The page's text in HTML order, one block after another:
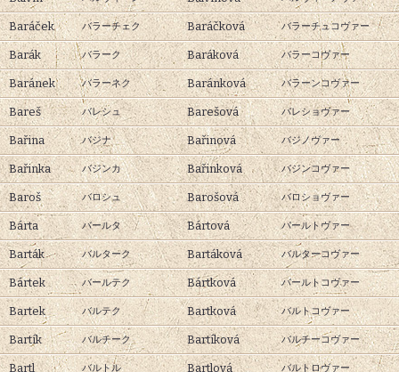
Baráček バラーチェク Baráčková バラーチュコヴァー
Barák バラーク Baráková バラーコヴァー
Baránek バラーネク Baránková バラーンコヴァー
Bareš バレシュ Barešová バレショヴァー
Bařina バジナ Bařinová バジノヴァー
Bařinka バジンカ Bařinková バジンコヴァー
Baroš バロシュ Barošová バロショヴァー
Bárta バールタ Bártová バールトヴァー
Barták バルターク Bartáková バルターコヴァー
Bártek バールテク Bártková バールトコヴァー
Bartek バルテク Bartková バルトコヴァー
Bartík バルチーク Bartíková バルチーコヴァー
Bartl バルトル Bartlová バルトロヴァー